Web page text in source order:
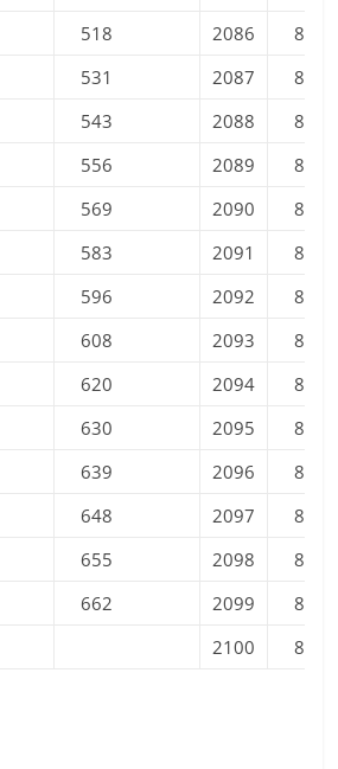
518 2086
852
531 2087
854
543 2088
856
556 2089
857
569 2090
859
583 2091
861
596 2092
863
608 2093
864
620 2094
866
630 2095
868
639 2096
870
648 2097
872
655 2098
874
662 2099
876
2100
878